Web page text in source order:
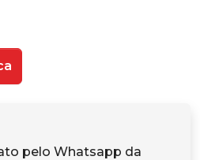
pelo Whatsapp da